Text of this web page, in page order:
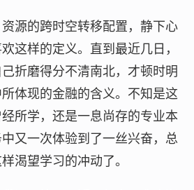
源的跨时空转移配置，静下心
这样的定义。直到最近几日，
折磨得分不清南北，才顿时明
体现的金融的含义。不知是这
所学，还是一息尚存的专业本
又一次体验到了一丝兴奋，总
渴望学习的冲动了。